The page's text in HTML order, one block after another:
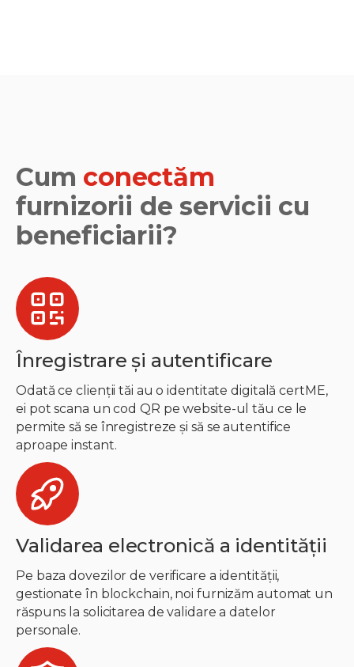
Cum conectăm
furnizorii de servicii cu
beneficiarii?
Înregistrare și autentificare
Odată ce clienții tăi au o identitate digitală certME,
ei pot scana un cod QR pe website-ul tău ce le
permite să se înregistreze și să se autentifice
aproape instant.
Validarea electronică a identității
Pe baza dovezilor de verificare a identității,
gestionate în blockchain, noi furnizăm automat un
răspuns la solicitarea de validare a datelor
personale.